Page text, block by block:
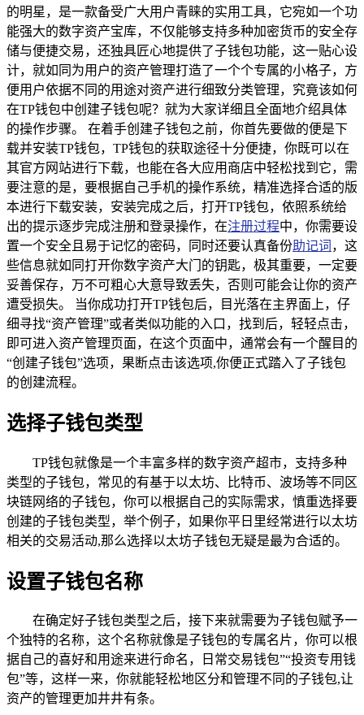
的明星，是一款备受广大用户青睐的实用工具，它宛如一个功
能强大的数字资产宝库，不仅能够支持多种加密货币的安全存
储与便捷交易，还独具匠心地提供了子钱包功能，这一贴心设
计，就如同为用户的资产管理打造了一个个专属的小格子，方
便用户依据不同的用途对资产进行细致分类管理，究竟该如何
在TP钱包中创建子钱包呢？就为大家详细且全面地介绍具体
的操作步骤。 在着手创建子钱包之前，你首先要做的便是下
载并安装TP钱包，TP钱包的获取途径十分便捷，你既可以在
其官方网站进行下载，也能在各大应用商店中轻松找到它，需
要注意的是，要根据自己手机的操作系统，精准选择合适的版
本进行下载安装，安装完成之后，打开TP钱包，依照系统给
出的提示逐步完成注册和登录操作，在注册过程中，你需要设
置一个安全且易于记忆的密码，同时还要认真备份助记词 ，这
些信息就如同打开你数字资产大门的钥匙，极其重要，一定要
妥善保存，万不可粗心大意导致丢失，否则可能会让你的资产
遭受损失。 当你成功打开TP钱包后，目光落在主界面上，仔
细寻找“资产管理”或者类似功能的入口，找到后，轻轻点击，
即可进入资产管理页面，在这个页面中，通常会有一个醒目的
“创建子钱包”选项，果断点击该选项,你便正式踏入了子钱包
的创建流程。
选择子钱包类型
TP钱包就像是一个丰富多样的数字资产超市，支持多种
类型的子钱包，常见的有基于以太坊、比特币、波场等不同区
块链网络的子钱包，你可以根据自己的实际需求，慎重选择要
创建的子钱包类型，举个例子，如果你平日里经常进行以太坊
相关的交易活动,那么选择以太坊子钱包无疑是最为合适的。
设置子钱包名称
在确定好子钱包类型之后，接下来就需要为子钱包赋予一
个独特的名称，这个名称就像是子钱包的专属名片，你可以根
据自己的喜好和用途来进行命名，日常交易钱包”“投资专用钱
包”等，这样一来，你就能轻松地区分和管理不同的子钱包,让
资产的管理更加井井有条。